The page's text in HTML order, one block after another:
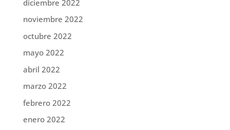
diciembre 2022
noviembre 2022
octubre 2022
mayo 2022
abril 2022
marzo 2022
febrero 2022
enero 2022